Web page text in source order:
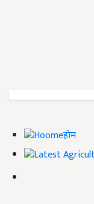
होम